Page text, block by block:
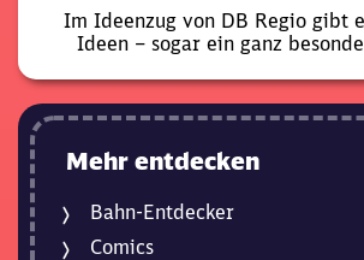
Im Ideenzug von DB Regio gibt
Ideen – sogar ein ganz
Mehr entdecken
Bahn-Entdecker
Comics